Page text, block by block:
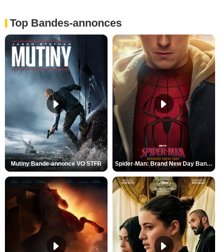
Top Bandes-annonces
Mutiny Bande-annonce VO STFR Spider-Man: Brand New Day Bande-annonce VO STFR